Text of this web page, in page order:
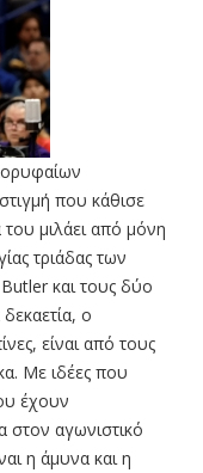
που κάθισε
μιλάει από μόνη
τριάδας των
και τους δύο
ο
είναι από τους
Με ιδέες που
έχουν
στον αγωνιστικό
η άμυνα και η